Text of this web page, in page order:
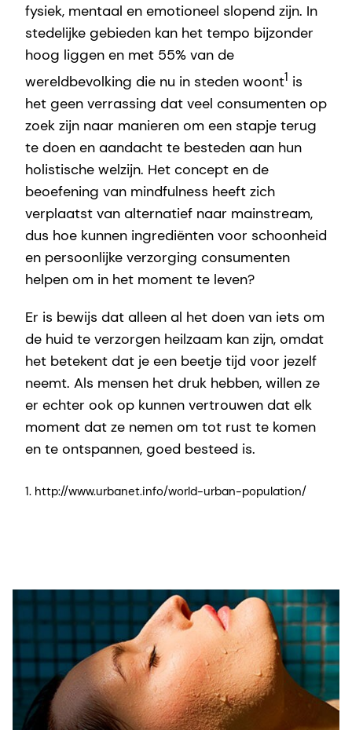
fysiek, mentaal en emotioneel slopend zijn. In
stedelijke gebieden kan het tempo bijzonder
hoog liggen en met 55% van de
wereldbevolking die nu in steden woont1 is
het geen verrassing dat veel consumenten op
zoek zijn naar manieren om een stapje terug
te doen en aandacht te besteden aan hun
holistische welzijn. Het concept en de
beoefening van mindfulness heeft zich
verplaatst van alternatief naar mainstream,
dus hoe kunnen ingrediënten voor schoonheid
en persoonlijke verzorging consumenten
helpen om in het moment te leven?
Er is bewijs dat alleen al het doen van iets om
de huid te verzorgen heilzaam kan zijn, omdat
het betekent dat je een beetje tijd voor jezelf
neemt. Als mensen het druk hebben, willen ze
er echter ook op kunnen vertrouwen dat elk
moment dat ze nemen om tot rust te komen
en te ontspannen, goed besteed is.
1. http://www.urbanet.info/world-urban-population/